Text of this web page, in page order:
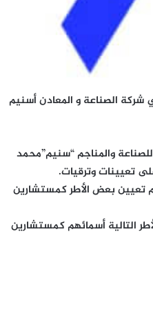
الصناعة و المعادن أسنيم
والمناجم “سنيم”محمد
تعيينات وترقيات.
تعيين بعض الأطر كمستشارين
التالية أسمائهم كمستشارين